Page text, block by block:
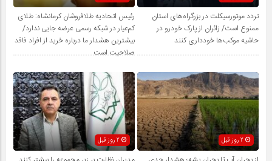
تردد موتورسیکلت در بزرگراه‌های استان
ممنوع است/ زائران از پارک خودرو در
حاشیه موکب‌ها خودداری کنند
رئیس اتحادیه طلافروشان کرمانشاه: طلای
کم‌عیار در شبکه رسمی عرضه جایی ندارد/
بیشترین هشدار ما درباره خرید از افراد فاقد
صلاحیت است
2 روز قبل